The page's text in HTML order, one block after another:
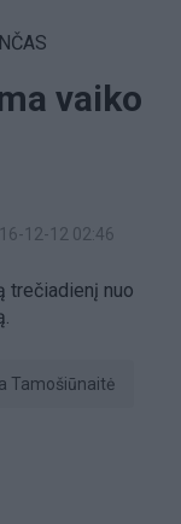
vaiko
12-12 02:46
trečiadienį nuo
Tamošiūnaitė